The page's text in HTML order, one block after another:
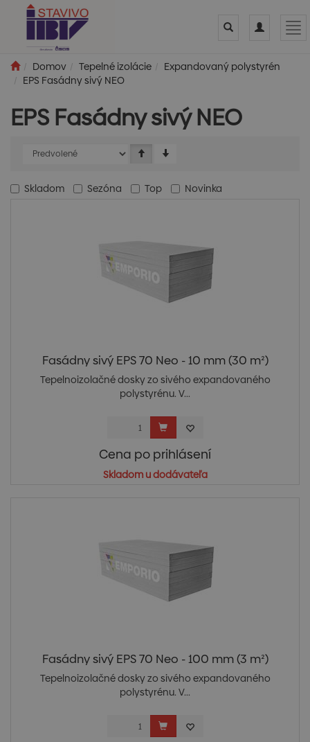
Toggle
Toggle
Domov
Tepelné izolácie
Expandovaný polystyrén
EPS Fasádny sivý NEO
EPS Fasádny sivý NEO
Skladom Sezóna Top Novinka
Fasádny sivý EPS 70 Neo - 10 mm (30 m²)
Tepelnoizolačné dosky zo sivého expandovaného
polystyrénu. V...
Cena po prihlásení
Skladom u dodávateľa
Fasádny sivý EPS 70 Neo - 100 mm (3 m²)
Tepelnoizolačné dosky zo sivého expandovaného
polystyrénu. V...